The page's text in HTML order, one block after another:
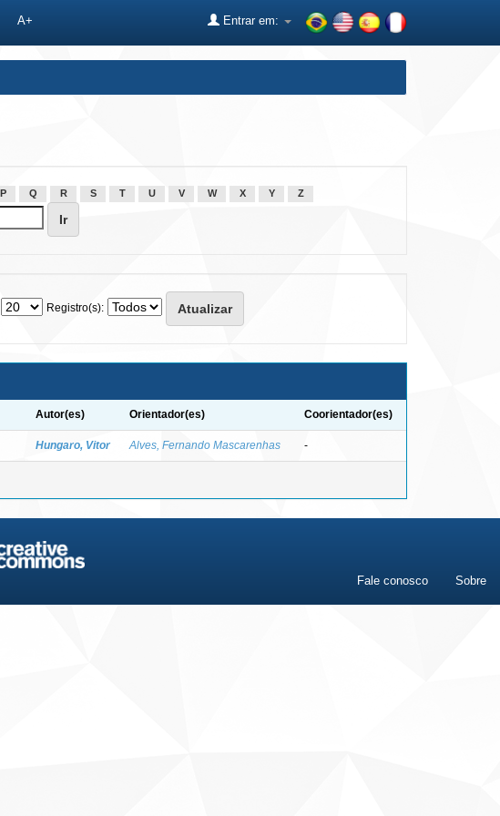
A+ Entrar em:
P Q R S T U V W X Y Z
Registro(s):
Autor(es) Orientador(es) Coorientador(es)
Hungaro, Vitor Alves, Fernando Mascarenhas -
Fale conosco Sobre